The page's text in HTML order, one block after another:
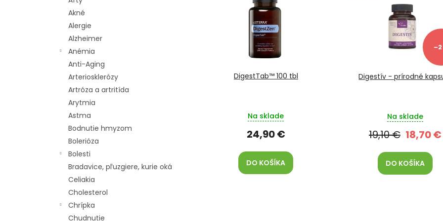
Akné
Alergie
Alzheimer
Anémia
Anti-Aging
Arteriosklerózy
Artróza a artritída
Arytmia
Astma
Bodnutie hmyzom
Bolerióza
Bolesti
Bradavice, pľuzgiere, kurie oká
Celiakia
Cholesterol
Chrípka
Chudnutie
DigestTab™ 100 tbl
Na sklade
24,90 €
DO KOŠÍKA
–2
Digestív - prírodné
Na sklade
18,70 €
19,10 €
DO KOŠÍKA